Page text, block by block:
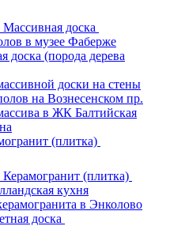
доска
в музее Фаберже
доска (порода дерева
доски на стены
на Вознесенском пр.
в ЖК Балтийская
(плитка)
(плитка)
кухня
в Энколово
доска